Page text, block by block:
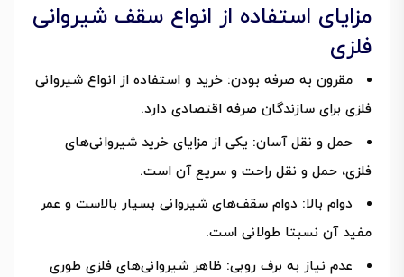
مزایای استفاده از انواع سقف شیروانی
فلزی
مقرون به صرفه بودن: خرید و استفاده از انواع شیروانی
فلزی برای سازندگان صرفه اقتصادی دارد.
حمل و نقل آسان: یکی از مزایای خرید شیروانی‌های
فلزی، حمل و نقل راحت و سریع آن است.
دوام بالا: دوام سقف‌های شیروانی بسیار بالاست و عمر
مفید آن نسبتا طولانی است.
عدم نیاز به برف روبی: ظاهر شیروانی‌های فلزی طوری